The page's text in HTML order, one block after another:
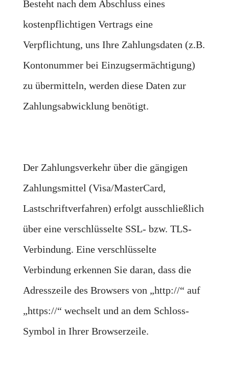
Besteht nach dem Abschluss eines
kostenpflichtigen Vertrags eine
Verpflichtung, uns Ihre Zahlungsdaten (z.B.
Kontonummer bei Einzugsermächtigung)
zu übermitteln, werden diese Daten zur
Zahlungsabwicklung benötigt.
Der Zahlungsverkehr über die gängigen
Zahlungsmittel (Visa/MasterCard,
Lastschriftverfahren) erfolgt ausschließlich
über eine verschlüsselte SSL- bzw. TLS-
Verbindung. Eine verschlüsselte
Verbindung erkennen Sie daran, dass die
Adresszeile des Browsers von „http://“ auf
„https://“ wechselt und an dem Schloss-
Symbol in Ihrer Browserzeile.